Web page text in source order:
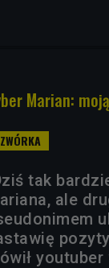
Marian:
tak
ale